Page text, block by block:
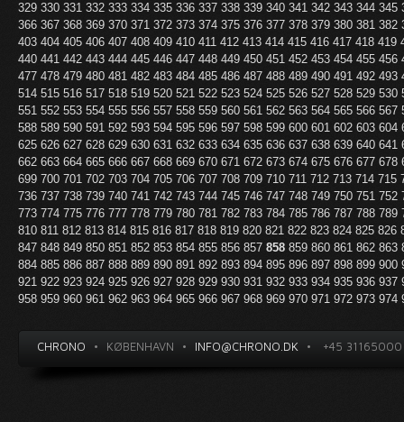
329 330 331 332 333 334 335 336 337 338 339 340 341 342 343 344 345
366 367 368 369 370 371 372 373 374 375 376 377 378 379 380 381 382
403 404 405 406 407 408 409 410 411 412 413 414 415 416 417 418 419
440 441 442 443 444 445 446 447 448 449 450 451 452 453 454 455 456
477 478 479 480 481 482 483 484 485 486 487 488 489 490 491 492 493
514 515 516 517 518 519 520 521 522 523 524 525 526 527 528 529 530
551 552 553 554 555 556 557 558 559 560 561 562 563 564 565 566 567
588 589 590 591 592 593 594 595 596 597 598 599 600 601 602 603 604
625 626 627 628 629 630 631 632 633 634 635 636 637 638 639 640 641
662 663 664 665 666 667 668 669 670 671 672 673 674 675 676 677 678
699 700 701 702 703 704 705 706 707 708 709 710 711 712 713 714 715
736 737 738 739 740 741 742 743 744 745 746 747 748 749 750 751 752
773 774 775 776 777 778 779 780 781 782 783 784 785 786 787 788 789
810 811 812 813 814 815 816 817 818 819 820 821 822 823 824 825 826
847 848 849 850 851 852 853 854 855 856 857 858 859 860 861 862 863
884 885 886 887 888 889 890 891 892 893 894 895 896 897 898 899 900
921 922 923 924 925 926 927 928 929 930 931 932 933 934 935 936 937
958 959 960 961 962 963 964 965 966 967 968 969 970 971 972 973 974
CHRONO • KØBENHAVN • INFO@CHRONO.DK • +45 31165000